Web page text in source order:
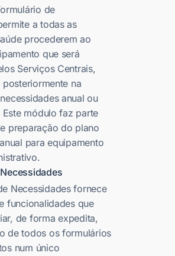
de
a todas as
procederem ao
que será
Serviços Centrais,
na
anual ou
módulo faz parte
preparação do plano
para equipamento
Necessidades fornece
funcionalidades que
de forma expedita,
de todos os formulários
num único